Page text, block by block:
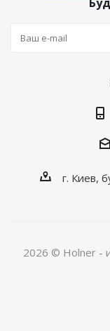
г. Киев,
2026 © Holner -